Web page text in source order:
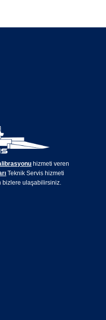
hizmeti veren
Teknik Servis hizmeti
bizlere ulaşabilirsiniz.